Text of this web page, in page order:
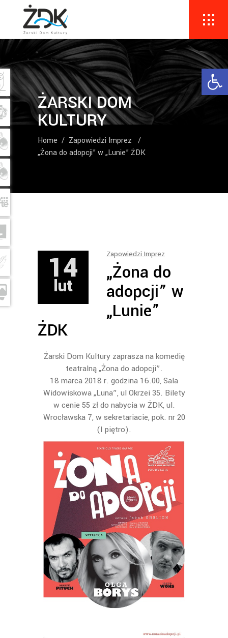
ŻARSKI DOM
KULTURY
Home / Zapowiedzi Imprez
/
„Żona do adopcji” w „Lunie” ŻDK
14
lut
Zapowiedzi Imprez
„Żona do
adopcji” w
„Lunie”
ŻDK
Żarski Dom Kultury zaprasza na komedię
teatralną „Żona do adopcji”.
18 marca 2018 r. godzina 16.00, Sala
Widowiskowa „Luna”, ul Okrzei 35. Bilety
w cenie 55 zł do nabycia w ŻDK, ul.
Wrocławska 7, w sekretariacie, pok. nr 20
(I piętro).